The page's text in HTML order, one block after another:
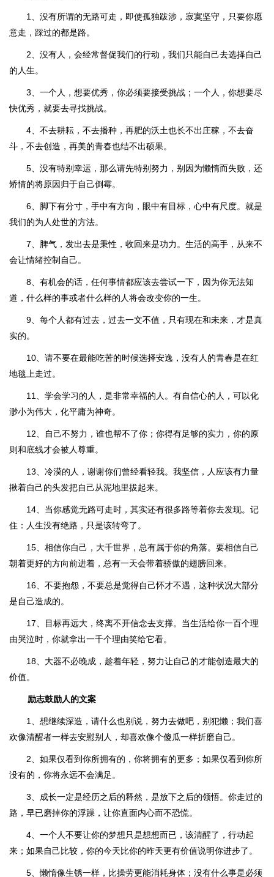
1、没有所谓的无路可走，即使孤独跋涉，寂寞坚守，只要你愿
意走，踩过的都是路。
2、没有人，会经常督促我们的行动，我们只能自己去选择自己
的人生。
3、一个人，想要优秀，你必须要接受挑战；一个人，你想要尽
快优秀，就要去寻找挑战。
4、不去耕耘，不去播种，再肥的沃土也长不出庄稼，不去奋
斗，不去创造，再美的青春也结不出硕果。
5、没有特别幸运，那么请先特别努力，别因为懒惰而失败，还
矫情的将原因归于自己倒霉。
6、脚下有分寸，手中有方向，眼中有目标，心中有尺度。就是
我们的为人处世的方法。
7、脾气，发出去是秉性，收回来是功力。生活的高手，从来不
会让情绪控制自己。
8、有机会的话，任何事情都应该去尝试一下，因为你无法知
道，什么样的事或者什么样的人将会改变你的一生。
9、每个人都有过去，过去一文不值，只有现在和未来，才是真
实的。
10、请不要在最能吃苦的时候选择安逸，没有人的青春是在红
地毯上走过。
11、学会学习的人，是非常幸福的人。有自信心的人，可以化
渺小为伟大，化平庸为神奇。
12、自己不努力，谁也帮不了你；你得有足够的实力，你的原
则和底线才会被人尊重。
13、冷漠的人，谢谢你们曾经看轻我。我坚信，人应该有力量
揪着自己的头发把自己从泥地里拔起来。
14、当你感觉无路可走时，其实还有很多路等着你去发现。记
住：人生没有绝路，只是该转弯了。
15、相信你自己，大千世界，总有属于你的角落。要相信自己
朝着更好的方向前进着，总有一天会带着骄傲的翅膀回来。
16、不要抱怨，不要总是觉得自己怀才不遇，这种状况大部分
是自己造成的。
17、目标再远大，终离不开信念去支撑。当生活给你一百个理
由哭泣时，你就拿出一千个理由笑给它看。
18、大器不必晚成，趁着年轻，努力让自己的才能创造最大的
价值。
励志鼓励人的文案
1、想继续深造，请什么也别说，努力去做吧，别犯懒；我们喜
欢像清醒者一样去安慰别人，却喜欢像个傻瓜一样折磨自己。
2、如果仅看到你所拥有的，你将拥有的更多；如果仅看到你所
没有的，你将永远不会满足。
3、成长一定是经历之后的释然，是放下之后的领悟。你走过的
路，早已磨掉你的浮躁，让你直面内心而不恐慌。
4、一个人不要让你的梦想只是想想而已，该清醒了，行动起
来；如果自己比较，你的今天比你的昨天更有价值说明你进步了。
5、懒惰像生锈一样，比操劳更能消耗身体；没有什么事是必须